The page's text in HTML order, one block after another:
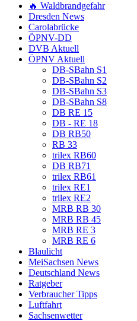
🔥 Waldbrandgefahr
Dresden News
Carolabrücke
ÖPNV-DD
DVB Aktuell
ÖPNV Aktuell
DB-SBahn S1
DB-SBahn S2
DB-SBahn S3
DB-SBahn S8
DB RE 15
DB - RE 18
DB RB50
RB 33
trilex RB60
DB RB71
trilex RB61
trilex RE1
trilex RE2
MRB RB 30
MRB RB 45
MRB RE 3
MRB RE 6
Blaulicht
MeiSachsen News
Deutschland News
Ratgeber
Verbraucher Tipps
Luftfahrt
Sachsenwetter